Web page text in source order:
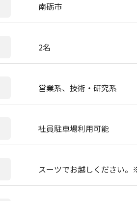
南砺市
2名
営業系、技術・研究系
社員駐車場利用可能
スーツでお越しください